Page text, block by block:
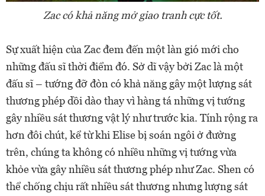
Zac có khả năng mở giao tranh cực tốt.
Sự xuất hiện của Zac đem đến một làn gió mới cho
những đấu sĩ thời điểm đó. Sở dĩ vậy bởi Zac là một
đấu sĩ – tướng đỡ đòn có khả năng gây một lượng sát
thương phép dồi dào thay vì hàng tá những vị tướng
gây nhiều sát thương vật lý như trước kia. Tính rộng ra
hơn đôi chút, kể từ khi Elise bị soán ngôi ở đường
trên, chúng ta không có nhiều những vị tướng vừa
khỏe vừa gây nhiều sát thương phép như Zac. Shen có
thể chống chịu rất nhiều sát thương nhưng lượng sát